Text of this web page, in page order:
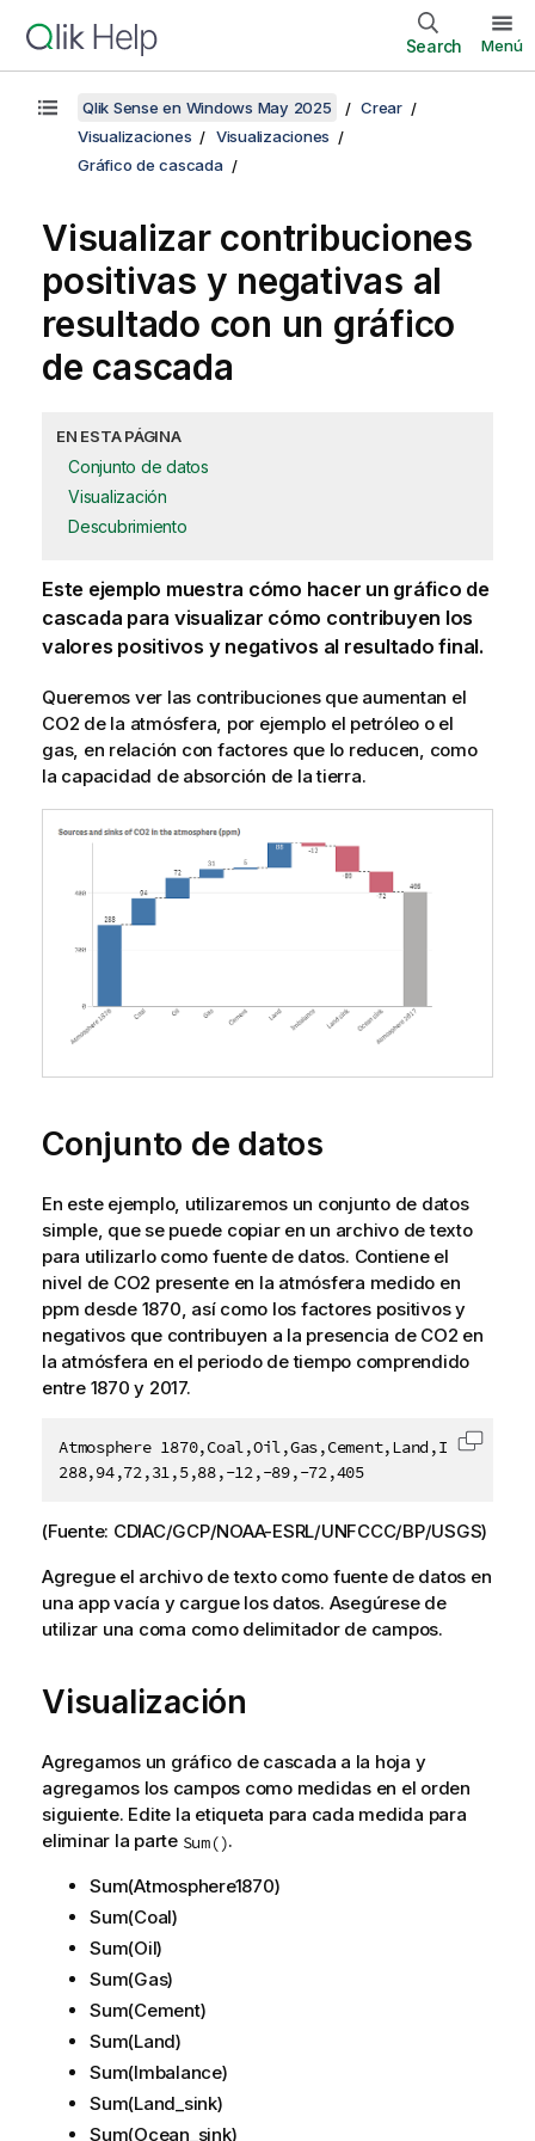
Search Menú
Qlik Sense en Windows May 2025
Crear
Visualizaciones
Visualizaciones
Gráfico de cascada
Visualizar contribuciones
positivas y negativas al
resultado con un gráfico
de cascada
EN ESTA PÁGINA
Conjunto de datos
Visualización
Descubrimiento
Este ejemplo muestra cómo hacer un gráfico de
cascada para visualizar cómo contribuyen los
valores positivos y negativos al resultado final.
Queremos ver las contribuciones que aumentan el
CO2 de la atmósfera, por ejemplo el petróleo o el
gas, en relación con factores que lo reducen, como
la capacidad de absorción de la tierra.
Conjunto de datos
En este ejemplo, utilizaremos un conjunto de datos
simple, que se puede copiar en un archivo de texto
para utilizarlo como fuente de datos. Contiene el
nivel de CO2 presente en la atmósfera medido en
ppm desde 1870, así como los factores positivos y
negativos que contribuyen a la presencia de CO2 en
la atmósfera en el periodo de tiempo comprendido
entre 1870 y 2017.
Atmosphere
288,94,72,31,5,88,-12,-89,-72,405
Copiar
(Fuente: CDIAC/GCP/NOAA-ESRL/UNFCCC/BP/USGS)
Agregue el archivo de texto como fuente de datos en
una app vacía y cargue los datos. Asegúrese de
utilizar una coma como delimitador de campos.
Visualización
Agregamos un gráfico de cascada a la hoja y
agregamos los campos como medidas en el orden
siguiente. Edite la etiqueta para cada medida para
eliminar la parte Sum().
Sum(Atmosphere1870)
Sum(Coal)
Sum(Oil)
Sum(Gas)
Sum(Cement)
Sum(Land)
Sum(Imbalance)
Sum(Land_sink)
Sum(Ocean_sink)